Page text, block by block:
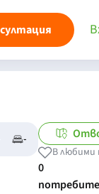
-
В любими
0